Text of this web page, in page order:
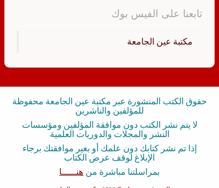
تابعنا على الفيس بوك
‏مكتبة عين الجامعة‏
حقوق الكتب المنشورة عبر مكتبة عين الجامعة محفوظة
للمؤلفين والناشرين
لا يتم نشر الكتب دون موافقة المؤلفين ومؤسسات
النشر والمجلات والدوريات العلمية
إذا تم نشر كتابك دون علمك أو بغير موافقتك برجاء
الإبلاغ لوقف عرض الكتاب
بمراسلتنا مباشرة من هنــــــا